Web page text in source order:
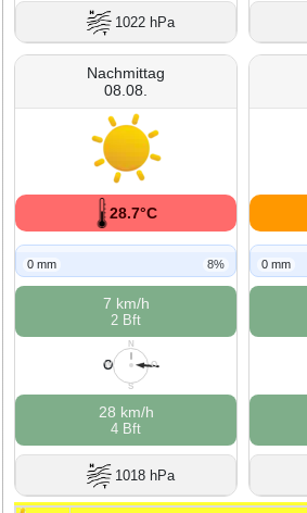
1022 hPa
Nachmittag
08.08.
28.7°C
0 mm 8%
7 km/h
2 Bft
N
O
S
W
O
28 km/h
4 Bft
1018 hPa
0 mm